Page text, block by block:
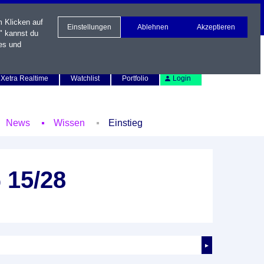
Xetra Realtime
Watchlist Portfolio Login
News Wissen Einstieg
28
►
Klicken auf
kannst du
und
Einstellungen Ablehnen Akzeptieren